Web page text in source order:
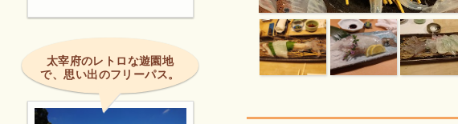
太宰府のレトロな遊園地
で、思い出のフリーパス。